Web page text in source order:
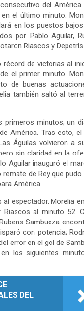
del América.
el último minuto.
en los puestos
por Pablo Aguilar,
Riascos y Depetris.
récord de victorias al
el primer minuto.
de buenas
también saltó al
primeros minutos; un
América. Tras esto, el
Águilas volvieron a
sin claridad en la
Aguilar inauguró el
de Rey que pudo
América.
espectador. Morelia
Riascos al minuto 52.
Sambueza
con potencia;
error en el gol de
los siguientes
DEL